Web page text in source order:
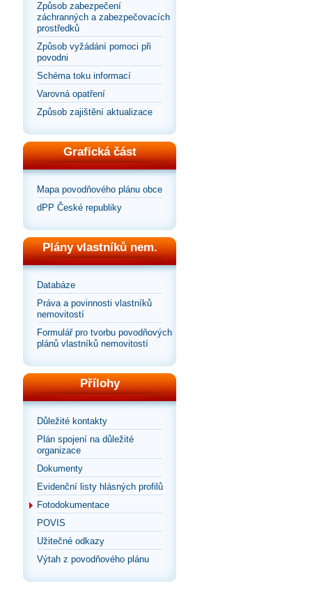
Způsob zabezpečení
záchranných a zabezpečovacích
prostředků
Způsob vyžádání pomoci při
povodni
Schéma toku informací
Varovná opatření
Způsob zajištění aktualizace
Grafická část
Mapa povodňového plánu obce
dPP České republiky
Plány vlastníků nem.
Databáze
Práva a povinnosti vlastníků
nemovitostí
Formulář pro tvorbu povodňových
plánů vlastníků nemovitostí
Přílohy
Důležité kontakty
Plán spojení na důležité
organizace
Dokumenty
Evidenční listy hlásných profilů
Fotodokumentace
POVIS
Užitečné odkazy
Výtah z povodňového plánu